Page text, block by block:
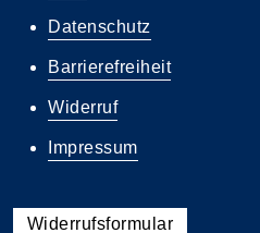
Datenschutz
Barrierefreiheit
Widerruf
Impressum
Widerrufsformular